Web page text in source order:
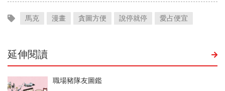
馬克 漫畫 貪圖方便 說停就停 愛占便宜
延伸閱讀
職場豬隊友圖鑑